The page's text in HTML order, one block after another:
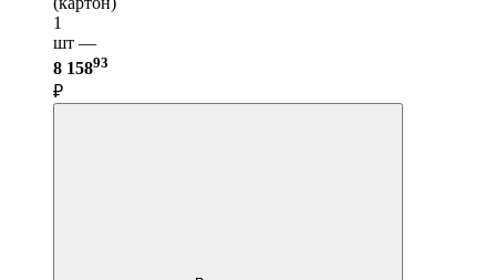
1
шт —
8 15893
₽